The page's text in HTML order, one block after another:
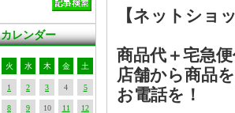
カレンダー
火 水 木 金 土
1 2 3 4 5
8 9 10 11 12
【ネットショ
商品代＋宅急
店舗から商品
お電話を！